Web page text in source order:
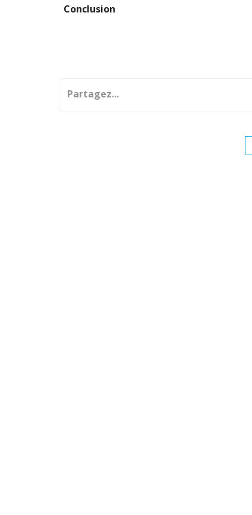
Conclusion
Partagez...